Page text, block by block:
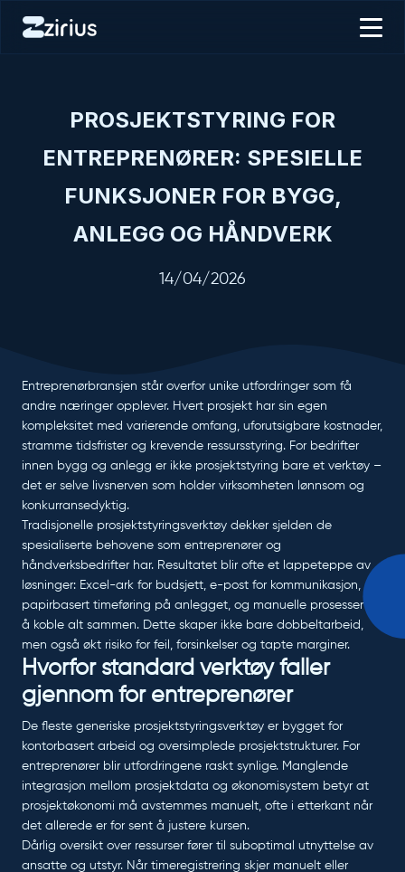
PROSJEKTSTYRING FOR
ENTREPRENØRER: SPESIELLE
FUNKSJONER FOR BYGG,
ANLEGG OG HÅNDVERK
14/04/2026
Entreprenørbransjen står overfor unike utfordringer som få
andre næringer opplever. Hvert prosjekt har sin egen
kompleksitet med varierende omfang, uforutsigbare kostnader,
stramme tidsfrister og krevende ressursstyring. For bedrifter
innen bygg og anlegg er ikke prosjektstyring bare et verktøy –
det er selve livsnerven som holder virksomheten lønnsom og
konkurransedyktig.
Tradisjonelle prosjektstyringsverktøy dekker sjelden de
spesialiserte behovene som entreprenører og
håndverksbedrifter har. Resultatet blir ofte et lappeteppe av
løsninger: Excel-ark for budsjett, e-post for kommunikasjon,
papirbasert timeføring på anlegget, og manuelle prosesser for
å koble alt sammen. Dette skaper ikke bare dobbeltarbeid,
men også økt risiko for feil, forsinkelser og tapte marginer.
Hvorfor standard verktøy faller
gjennom for entreprenører
De fleste generiske prosjektstyringsverktøy er bygget for
kontorbasert arbeid og oversimplede prosjektstrukturer. For
entreprenører blir utfordringene raskt synlige. Manglende
integrasjon mellom prosjektdata og økonomisystem betyr at
prosjektøkonomi må avstemmes manuelt, ofte i etterkant når
det allerede er for sent å justere kursen.
Dårlig oversikt over ressurser fører til suboptimal utnyttelse av
ansatte og utstyr. Når timeregistrering skjer manuelt eller